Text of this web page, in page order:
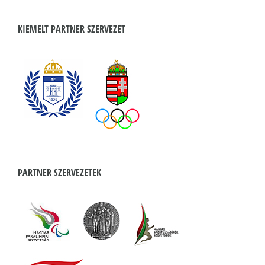
KIEMELT PARTNER SZERVEZET
PARTNER SZERVEZETEK